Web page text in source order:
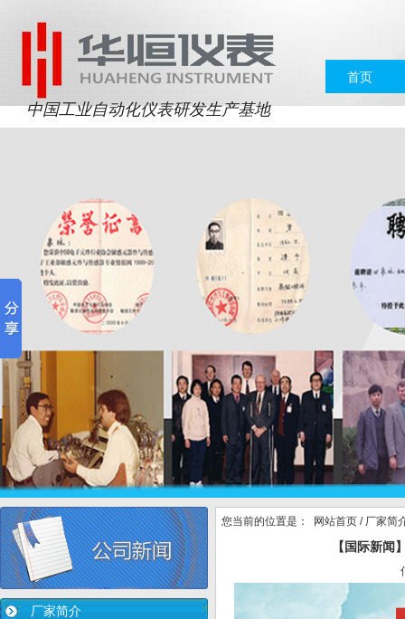
中国工业自动化仪表研发生产基地
首页
厂家简介
您当前的位置是： 网站首页 / 厂家简
【国际新闻